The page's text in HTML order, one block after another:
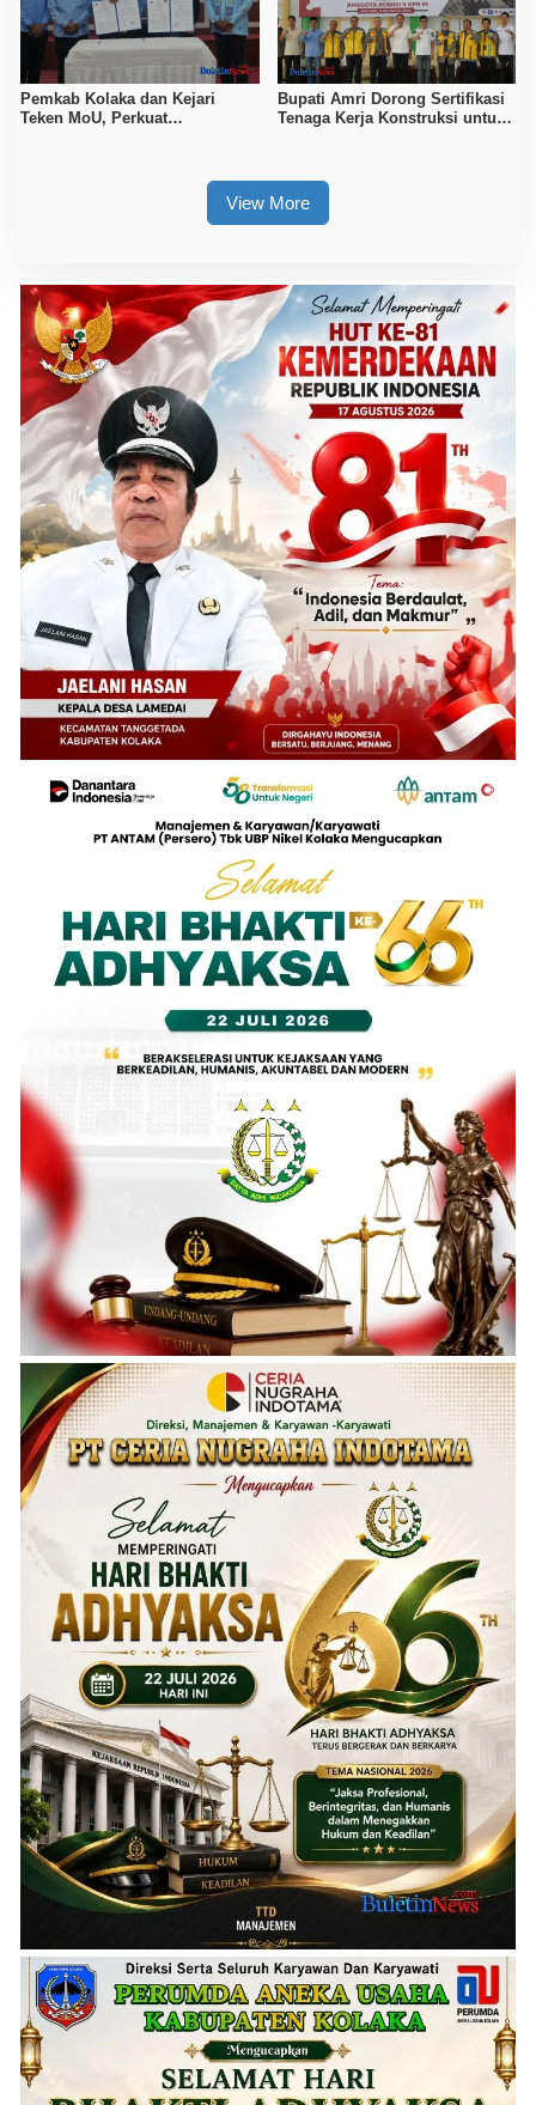
Pemkab Kolaka dan Kejari
Teken MoU, Perkuat
Bupati Amri Dorong Sertifikasi
Tenaga Kerja Konstruksi untuk
View More